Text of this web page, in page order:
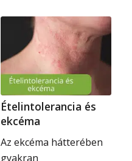
Ételintolerancia és
ekcéma
Az ekcéma hátterében
gyakran